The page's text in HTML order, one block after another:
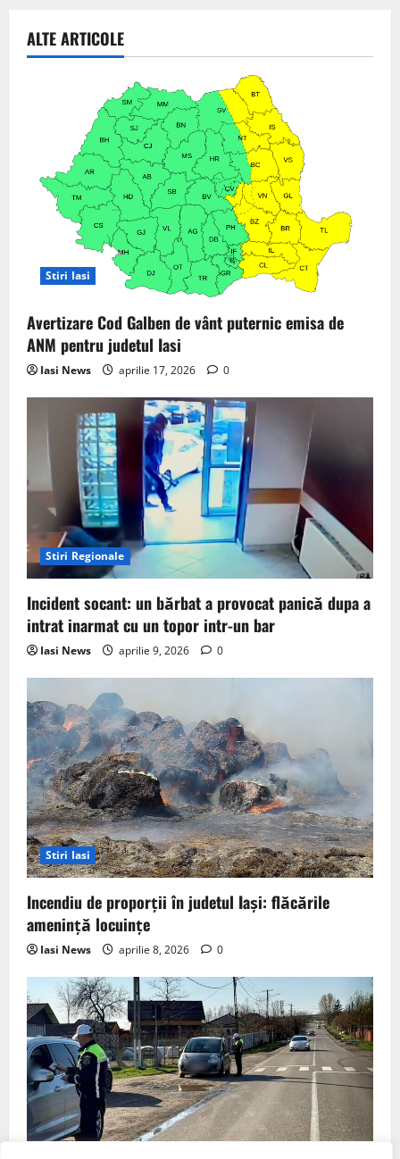
emisa
ANM
pentru
judetul
Iasi
ALTE ARTICOLE
Stiri Iasi
Avertizare Cod Galben de vânt puternic emisa de
ANM pentru judetul Iasi
Iasi News aprilie 17, 2026 0
Stiri Regionale
Incident socant: un bărbat a provocat panică dupa a
intrat inarmat cu un topor intr-un bar
Iasi News aprilie 9, 2026 0
Stiri Iasi
Incendiu de proporții în judetul Iași: flăcările
amenință locuințe
Iasi News aprilie 8, 2026 0